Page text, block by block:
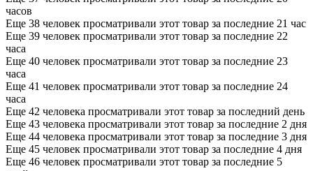
часов
Еще 38 человек просматривали этот товар за последние 21 час
Еще 39 человек просматривали этот товар за последние 22
часа
Еще 40 человек просматривали этот товар за последние 23
часа
Еще 41 человек просматривали этот товар за последние 24
часа
Еще 42 человека просматривали этот товар за последний день
Еще 43 человека просматривали этот товар за последние 2 дня
Еще 44 человека просматривали этот товар за последние 3 дня
Еще 45 человек просматривали этот товар за последние 4 дня
Еще 46 человек просматривали этот товар за последние 5